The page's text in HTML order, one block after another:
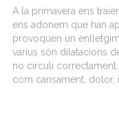
A la primavera ens
ens adonem que han
provoquen un
varius són dilatacions
no circuli
com cansament, dolor,